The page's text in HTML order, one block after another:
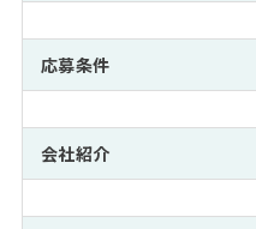
インターン受入企業一覧
MBAを生かす求人特集
年齢と年収の相関図
注目企業インタビュー
Career Talk Live
MBA NETWORKING
ニュースリリース
応募条件
会社紹介